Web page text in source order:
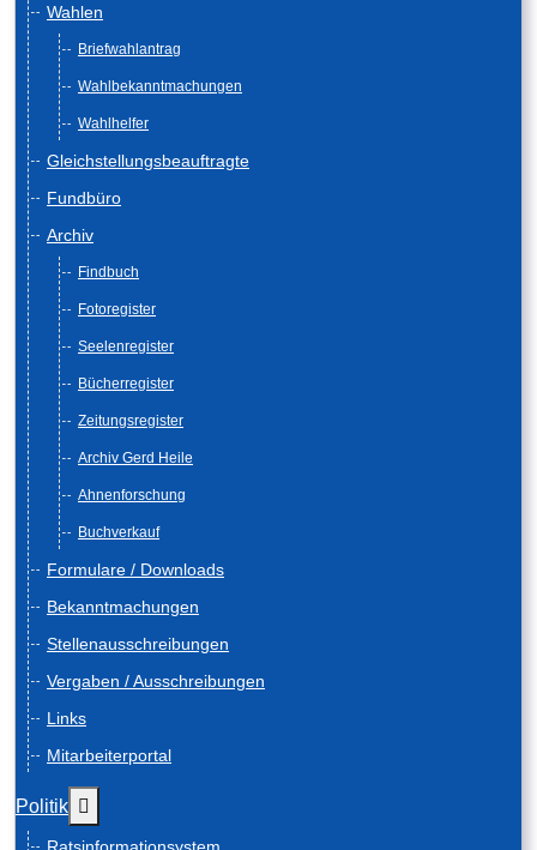
Wahlen
Briefwahlantrag
Wahlbekanntmachungen
Wahlhelfer
Gleichstellungsbeauftragte
Fundbüro
Archiv
Findbuch
Fotoregister
Seelenregister
Bücherregister
Zeitungsregister
Archiv Gerd Heile
Ahnenforschung
Buchverkauf
Formulare / Downloads
Bekanntmachungen
Stellenausschreibungen
Vergaben / Ausschreibungen
Links
Mitarbeiterportal
Politik